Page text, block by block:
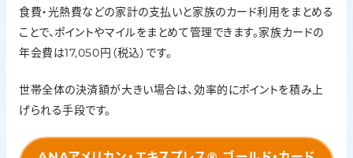
食費・光熱費などの家計の支払いと家族のカード利用をまとめる
ことで、ポイントやマイルをまとめて管理できます。家族カードの
年会費は17,050円（税込）です。
世帯全体の決済額が大きい場合は、効率的にポイントを積み上
げられる手段です。